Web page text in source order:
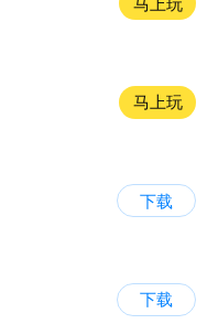
马上玩
下载
下载